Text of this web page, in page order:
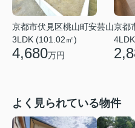
京都市伏見区桃山町安芸山
3LDK (101.02㎡)
4,680万円
京都
よく見られている物件